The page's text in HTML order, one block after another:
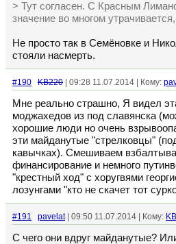
> Тут согласен. С Красным
значение во многом
Не просто так в Семёновке и
стояли насмерть.
#190 KB220 | 09:28 11.07.2014 | Кому:
Мне реально страшно, Я видел
моджахедов из под славянска
хорошие люди но очень
эти майданутые "стрелковцы"
кавычках). Смешиваем
финансирование и немного
"крестный ход" с хоругвями
лозунгами "кто не скачет тот
#191 pavelat| 09:50 11.07.2014 | Кому:
С чего они вдруг майданутые?